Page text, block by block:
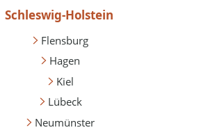
Schleswig-Holstein
Flensburg
Hagen
Kiel
Lübeck
Neumünster